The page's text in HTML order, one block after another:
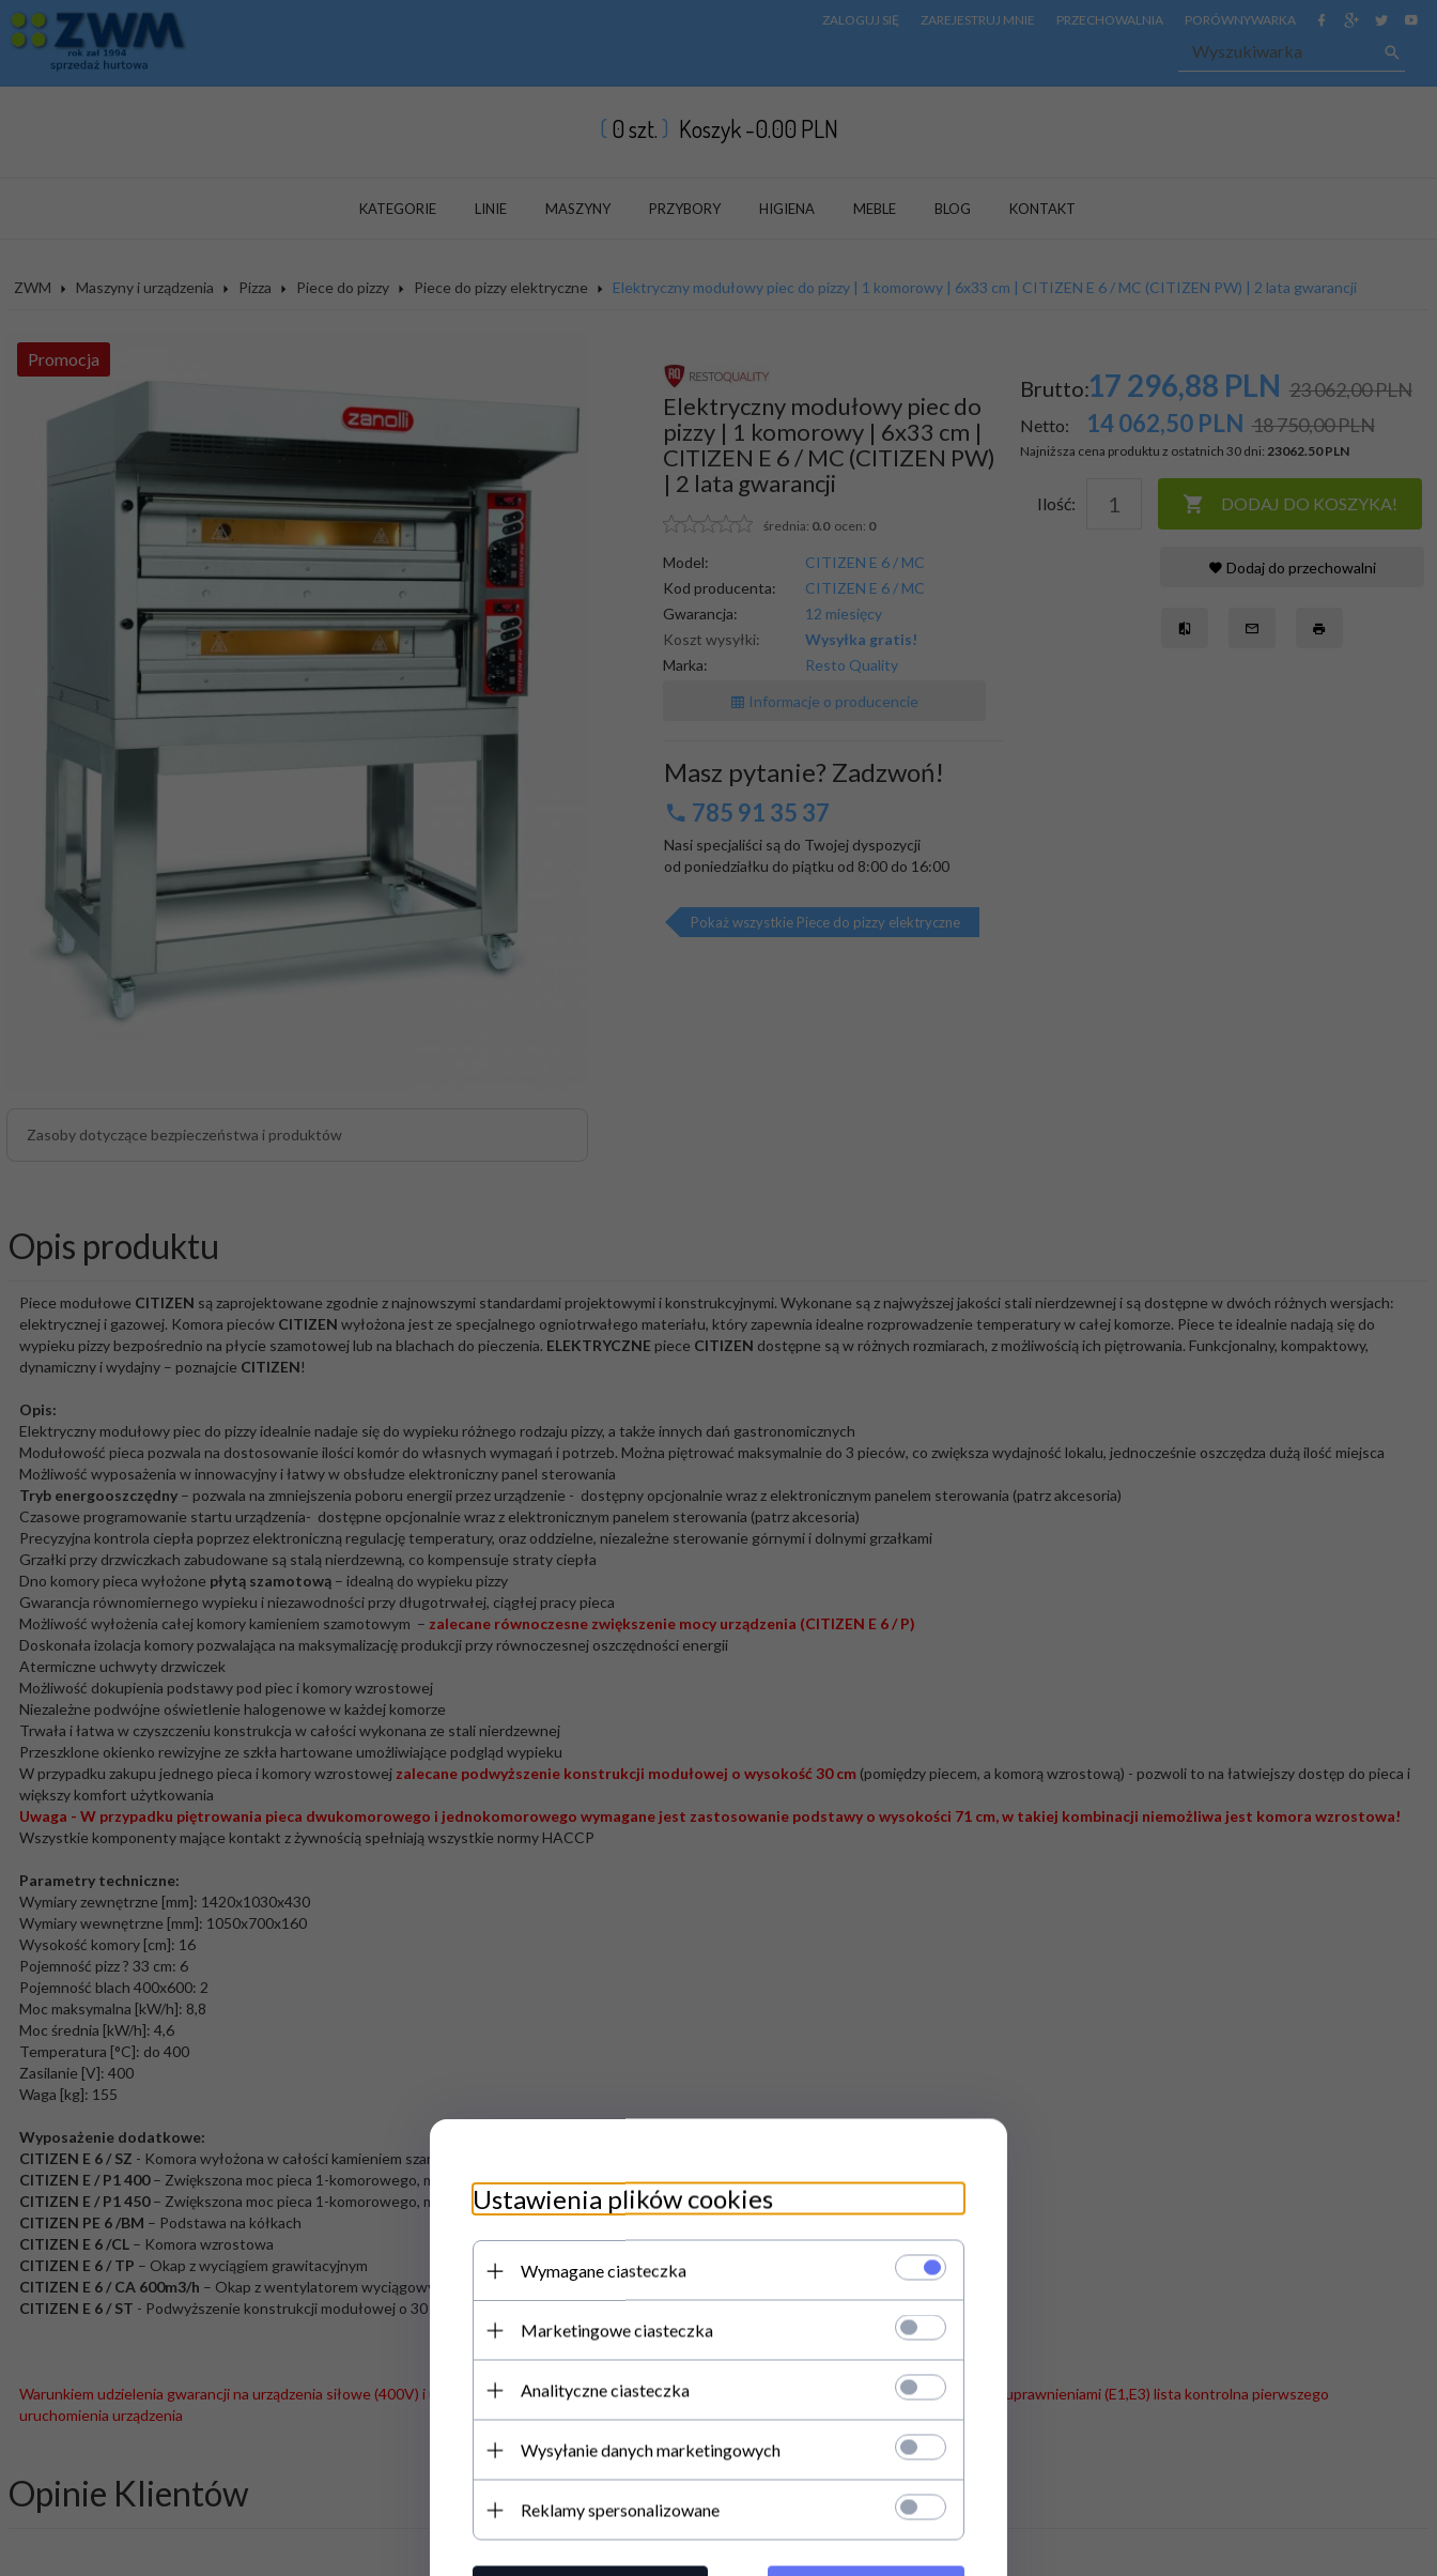
ZALOGUJ SIĘ ZAREJESTRUJ MNIE PRZECHOWALNIA PORÓWNYWARKA
0szt. Koszyk -0.00 PLN
KATEGORIE LINIE MASZYNY PRZYBORY HIGIENA MEBLE BLOG KONTAKT
ZWM Maszyny i urządzenia Pizza Piece do pizzy Piece do pizzy elektryczne Elektryczny modułowy piec do pizzy | 1 komorowy | 6x33 cm | CITIZEN E 6 / MC (CITIZEN PW) | 2 lata gwarancji
Promocja
Zasoby dotyczące bezpieczeństwa i produktów
Elektryczny modułowy piec do
pizzy | 1 komorowy | 6x33 cm |
CITIZEN E 6 / MC (CITIZEN PW)
| 2 lata gwarancji
średnia: 0.0ocen: 0
Model:
CITIZEN E 6 / MC
Kod producenta:
CITIZEN E 6 / MC
Gwarancja:
12 miesięcy
Koszt wysyłki:
Wysyłka gratis!
Marka:
Resto Quality
Informacje o producencie
Masz pytanie? Zadzwoń!
785 91 35 37
Nasi specjaliści są do Twojej dyspozycji
od poniedziałku do piątku od 8:00 do 16:00
Pokaż wszystkie Piece do pizzy elektryczne
Brutto:17 296,88 PLN 23 062,00 PLN
Netto: 14 062,50 PLN 18 750,00 PLN
Najniższa cena produktu z ostatnich 30 dni: 23062.50 PLN
Ilość: DODAJ DO KOSZYKA!
Dodaj do przechowalni
Opis produktu
Piece modułowe CITIZEN są zaprojektowane zgodnie z najnowszymi standardami projektowymi i konstrukcyjnymi. Wykonane są z najwyższej jakości stali nierdzewnej i są dostępne w dwóch różnych wersjach:
elektrycznej i gazowej. Komora pieców CITIZEN wyłożona jest ze specjalnego ogniotrwałego materiału, który zapewnia idealne rozprowadzenie temperatury w całej komorze. Piece te idealnie nadają się do
wypieku pizzy bezpośrednio na płycie szamotowej lub na blachach do pieczenia. ELEKTRYCZNE piece CITIZEN dostępne są w różnych rozmiarach, z możliwością ich piętrowania. Funkcjonalny, kompaktowy,
dynamiczny i wydajny – poznajcie CITIZEN!
Opis:
Elektryczny modułowy piec do pizzy idealnie nadaje się do wypieku różnego rodzaju pizzy, a także innych dań gastronomicznych
Modułowość pieca pozwala na dostosowanie ilości komór do własnych wymagań i potrzeb. Można piętrować maksymalnie do 3 pieców, co zwiększa wydajność lokalu, jednocześnie oszczędza dużą ilość miejsca
Możliwość wyposażenia w innowacyjny i łatwy w obsłudze elektroniczny panel sterowania
Tryb energooszczędny – pozwala na zmniejszenia poboru energii przez urządzenie - dostępny opcjonalnie wraz z elektronicznym panelem sterowania (patrz akcesoria)
Czasowe programowanie startu urządzenia- dostępne opcjonalnie wraz z elektronicznym panelem sterowania (patrz akcesoria)
Precyzyjna kontrola ciepła poprzez elektroniczną regulację temperatury, oraz oddzielne, niezależne sterowanie górnymi i dolnymi grzałkami
Grzałki przy drzwiczkach zabudowane są stalą nierdzewną, co kompensuje straty ciepła
Dno komory pieca wyłożone płytą szamotową – idealną do wypieku pizzy
Gwarancja równomiernego wypieku i niezawodności przy długotrwałej, ciągłej pracy pieca
Możliwość wyłożenia całej komory kamieniem szamotowym – zalecane równoczesne zwiększenie mocy urządzenia (CITIZEN E 6 / P)
Doskonała izolacja komory pozwalająca na maksymalizację produkcji przy równoczesnej oszczędności energii
Atermiczne uchwyty drzwiczek
Możliwość dokupienia podstawy pod piec i komory wzrostowej
Niezależne podwójne oświetlenie halogenowe w każdej komorze
Trwała i łatwa w czyszczeniu konstrukcja w całości wykonana ze stali nierdzewnej
Przeszklone okienko rewizyjne ze szkła hartowane umożliwiające podgląd wypieku
W przypadku zakupu jednego pieca i komory wzrostowej zalecane podwyższenie konstrukcji modułowej o wysokość 30 cm (pomiędzy piecem, a komorą wzrostową) - pozwoli to na łatwiejszy dostęp do pieca i
większy komfort użytkowania
Uwaga - W przypadku piętrowania pieca dwukomorowego i jednokomorowego wymagane jest zastosowanie podstawy o wysokości 71 cm, w takiej kombinacji niemożliwa jest komora wzrostowa!
Wszystkie komponenty mające kontakt z żywnością spełniają wszystkie normy HACCP
Parametry techniczne:
Wymiary zewnętrzne [mm]: 1420x1030x430
Wymiary wewnętrzne [mm]: 1050x700x160
Wysokość komory [cm]: 16
Pojemność pizz ? 33 cm: 6
Pojemność blach 400x600: 2
Moc maksymalna [kW/h]: 8,8
Moc średnia [kW/h]: 4,6
Temperatura [°C]: do 400
Zasilanie [V]: 400
Waga [kg]: 155
Wyposażenie dodatkowe:
CITIZEN E 6 / SZ - Komora wyłożona w całości kamieniem szamotowym (cena za jedną komorę)
CITIZEN E / P1 400– Zwiększona moc pieca 1-komorowego, max. temp. 400°C (CITIZEN 6 – 13,2 kW, CITIZEN 9 – 16,8 kW)
CITIZEN E / P1 450– Zwiększona moc pieca 1-komorowego, max. temp. 450°C (CITIZEN 6 – 13,2 kW, CITIZEN 9 – 16,8 kW)
CITIZEN PE 6 /BM – Podstawa na kółkach
CITIZEN E 6 /CL – Komora wzrostowa
CITIZEN E 6 / TP – Okap z wyciągiem grawitacyjnym
CITIZEN E 6 / CA 600m3/h – Okap z wentylatorem wyciągowym 600 m3/h
CITIZEN E 6 / ST - Podwyższenie konstrukcji modułowej o 30 cm
Warunkiem udzielenia gwarancji na urządzenia siłowe (400V) i urządzenia gazowe z oferty Resto Quality jest wypełniona i podpisana przez technika z uprawnieniami (E1,E3) lista kontrolna pierwszego
uruchomienia urządzenia
Opinie Klientów
Ustawienia plików cookies
Wymagane ciasteczka
Marketingowe ciasteczka
Analityczne ciasteczka
Wysyłanie danych marketingowych
Reklamy spersonalizowane